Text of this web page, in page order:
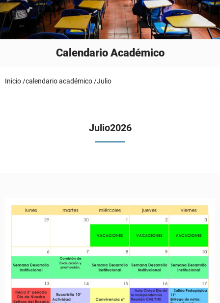
Calendario Académico
Inicio /calendario académico /Julio
Julio2026